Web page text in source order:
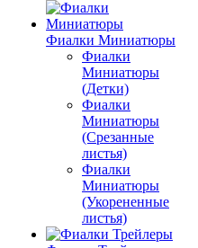
Фиалки Миниатюры
Фиалки
Миниатюры
(Детки)
Фиалки
Миниатюры
(Срезанные
листья)
Фиалки
Миниатюры
(Укорененные
листья)